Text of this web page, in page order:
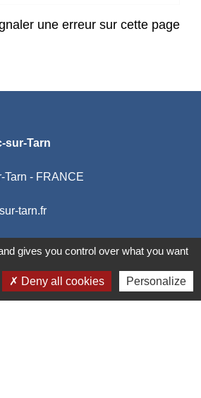
une erreur sur cette page
sur-Tarn
Tarn - FRANCE
tarn.fr
et CONTACTS
gives you control over what you want
Deny all cookies Personalize